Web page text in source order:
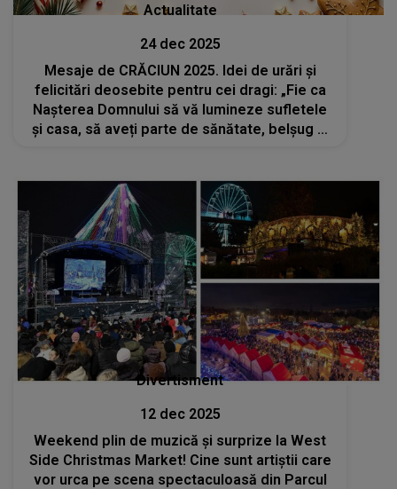
Actualitate
24 dec 2025
Mesaje de CRĂCIUN 2025. Idei de urări și
felicitări deosebite pentru cei dragi: „Fie ca
Nașterea Domnului să vă lumineze sufletele
și casa, să aveți parte de sănătate, belșug și
Divertisment
12 dec 2025
Weekend plin de muzică și surprize la West
Side Christmas Market! Cine sunt artiștii care
vor urca pe scena spectaculoasă din Parcul